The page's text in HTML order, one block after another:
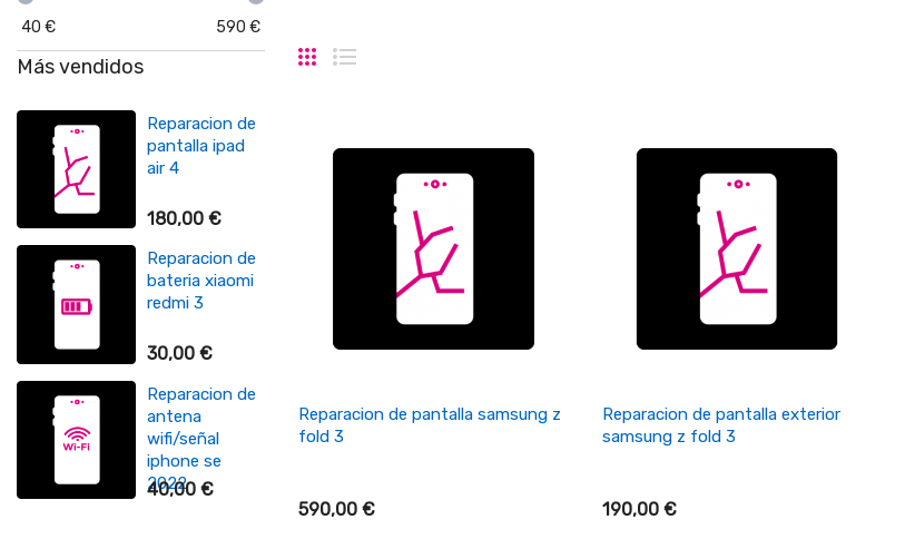
40 € 590 €
Más vendidos
Reparacion de
pantalla ipad
air 4
180,00 €
Reparacion de
bateria xiaomi
redmi 3
30,00 €
Reparacion de
antena
wifi/señal
iphone se
2022
40,00 €
pantalla iphone
7 plus
60,00 €
Reparacion de
bateria
samsung S6
+ Añadir Al Carrito
Reparacion de pantalla samsung z
fold 3
590,00 €
+ Añadir Al Carrito
Reparacion de pantalla exterior
samsung z fold 3
190,00 €